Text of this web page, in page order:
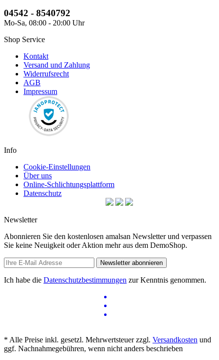
04542 - 8540792
Mo-Sa, 08:00 - 20:00 Uhr
Shop Service
Kontakt
Versand und Zahlung
Widerrufsrecht
AGB
Impressum
Info
Cookie-Einstellungen
Über uns
Online-Schlichtungsplattform
Datenschutz
Newsletter
Abonnieren Sie den kostenlosen amalsan Newsletter und verpassen
Sie keine Neuigkeit oder Aktion mehr aus dem DemoShop.
Newsletter abonnieren
Ich habe die Datenschutzbestimmungen zur Kenntnis genommen.
* Alle Preise inkl. gesetzl. Mehrwertsteuer zzgl. Versandkosten und
ggf. Nachnahmegebühren, wenn nicht anders beschrieben